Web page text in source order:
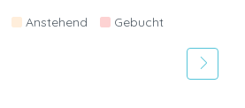
Anstehend Gebucht